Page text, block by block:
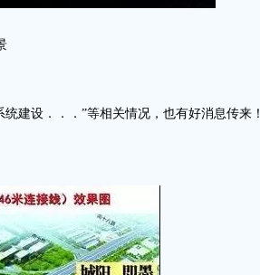
建设．．．”等相关情况，也有好消息传来！